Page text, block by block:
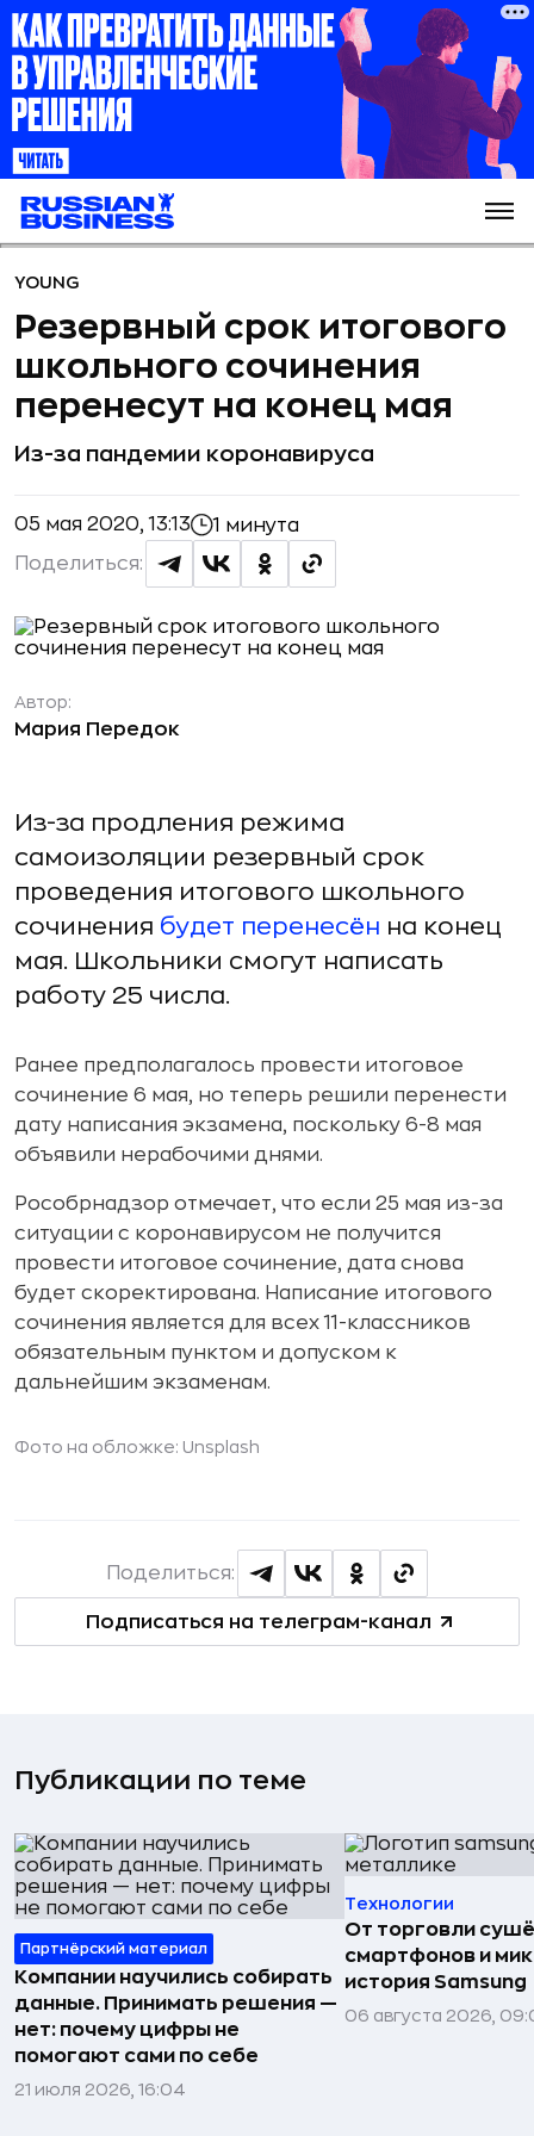
YOUNG
Резервный срок итогового
школьного сочинения
перенесут на конец мая
Из-за пандемии коронавируса
05 мая 2020, 13:13 1 минута
Поделиться:
Автор:
Мария Передок
Из-за продления режима
самоизоляции резервный срок
проведения итогового школьного
сочинения будет перенесён на конец
мая. Школьники смогут написать
работу 25 числа.
Ранее предполагалось провести итоговое
сочинение 6 мая, но теперь решили перенести
дату написания экзамена, поскольку 6-8 мая
объявили нерабочими днями.
Рособрнадзор отмечает, что если 25 мая из-за
ситуации с коронавирусом не получится
провести итоговое сочинение, дата снова
будет скоректирована. Написание итогового
сочинения является для всех 11-классников
обязательным пунктом и допуском к
дальнейшим экзаменам.
Фото на обложке: Unsplash
Подписаться на телеграм-канал
Поделиться:
Публикации по теме
Партнёрский материал
Компании научились собирать
данные. Принимать решения —
нет: почему цифры не
помогают сами по себе
21 июля 2026, 16:04
Технологии
От торговли
смартфонов и
история Samsung
06 августа 2026,